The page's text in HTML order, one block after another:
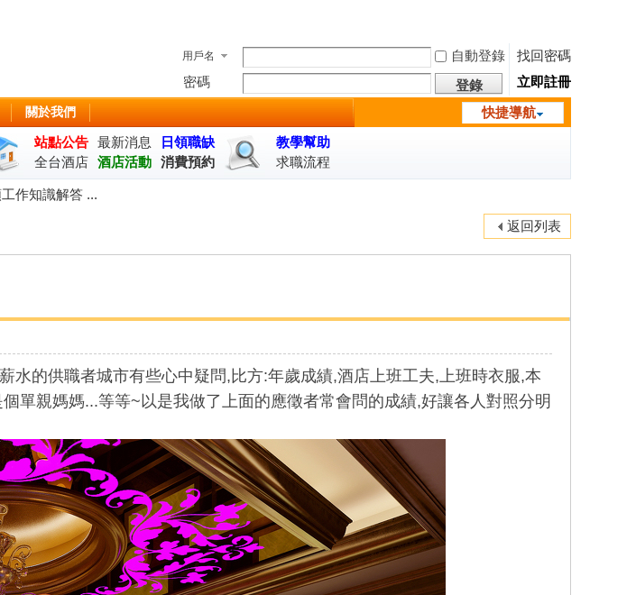
用戶名 自動登錄
找回密碼
密碼
登錄
立即註冊
快捷導航
關於我們
站點公告 最新消息
日領職缺
全台酒店 酒店活動 消費預約
教學幫助
求職流程
作知識解答 ...
返回列表
薪水的供職者城市有些心中疑問,比方:年歲成績,酒店上班工夫,上班時衣服,本
單親媽媽...等等~以是我做了上面的應徵者常會問的成績,好讓各人對照分明